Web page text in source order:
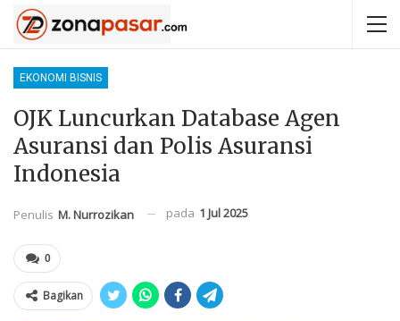
EKONOMI BISNIS
OJK Luncurkan Database Agen
Asuransi dan Polis Asuransi
Indonesia
Penulis M. Nurrozikan pada 1 Jul 2025
0
Bagikan